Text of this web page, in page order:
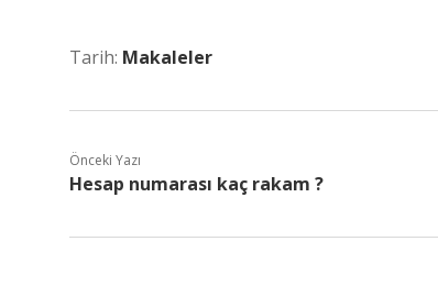
Tarih: Makaleler
Önceki Yazı
Hesap numarası kaç rakam ?